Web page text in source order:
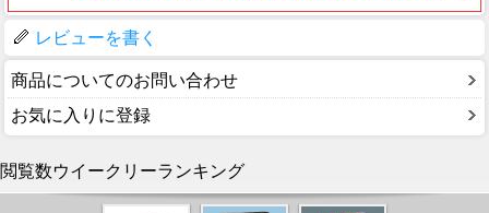
レビューを書く
商品についてのお問い合わせ
お気に入りに登録
閲覧数ウイークリーランキング